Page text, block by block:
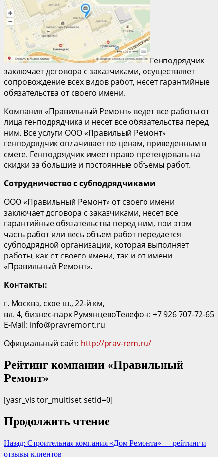
Генподрядчик
заключает договора с заказчиками, осуществляет
сопровождение всех видов работ, несет гарантийные
обязательства от своего имени.
Компания «Правильный Ремонт» ведет все работы от
лица генподрядчика и несет все обязательства перед
ним. Все услуги ООО «Правильый Ремонт»
генподрядчик оплачивает по ценам, приведенным в
смете. Генподрядчик имеет право претендовать на
скидки за большие и постоянные объемы работ.
Сотрудничество с субподрядчиками
ООО «Правильный Ремонт» от своего имени
заключает договора с заказчиками, несет все
гарантийные обязательства перед ним, при этом
часть работ или весь объем работ передается
субподрядной организации, которая выполняет
работы, как от своего имени, так и от имени
«Правильный Ремонт».
Контакты:
г. Москва, ское ш., 22-й км,
вл. 4, бизнес-парк РумянцевоТелефон: +7 926 707-72-65
E-Mail: info@pravremont.ru
Официальный сайт: http://prav-rem.ru/
Рейтинг компании «Правильный
Ремонт»
[yasr_visitor_multiset setid=0]
Продолжить чтение
Назад: Строительная компания «Дом Ремонта» — рейтинг и
отзывы клиентов